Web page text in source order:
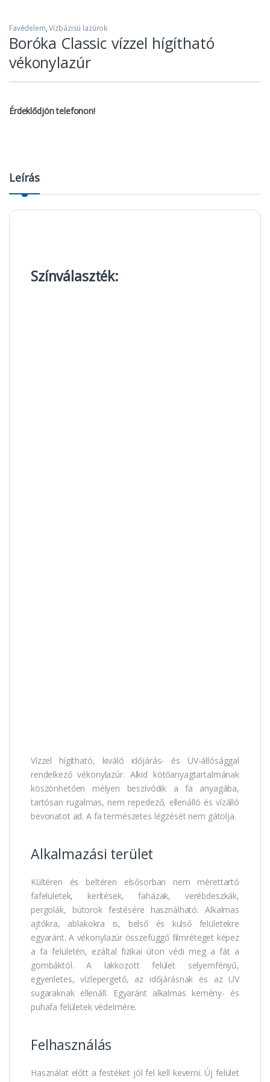
Favédelem,Vízbázisú lazúrok
Boróka Classic vízzel hígítható
vékonylazúr
Érdeklődjön telefonon!
Leírás
Színválaszték:
Vízzel hígítható, kiváló időjárás- és UV-állósággal
rendelkező vékonylazúr. Alkid kötőanyagtartalmának
köszönhetően mélyen beszívódik a fa anyagába,
tartósan rugalmas, nem repedező, ellenálló és vízálló
bevonatot ad. A fa természetes légzését nem gátolja.
Alkalmazási terület
Kültéren és beltéren elsősorban nem mérettartó
fafelületek, kerítések, faházak, verébdeszkák,
pergolák, bútorok festésére használható. Alkalmas
ajtókra, ablakokra is, belső és külső felületekre
egyaránt. A vékonylazúr összefüggő filmréteget képez
a fa felületén, ezáltal fizikai úton védi meg a fát a
gombáktól. A lakkozott felület selyemfényű,
egyenletes, vízlepergető, az időjárásnak és az UV
sugaraknak ellenáll. Egyaránt alkalmas kemény- és
puhafa felületek védelmére.
Felhasználás
Használat előtt a festéket jól fel kell keverni. Új felület